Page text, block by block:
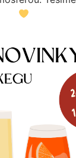
ZAŘÍZENÍ
Více